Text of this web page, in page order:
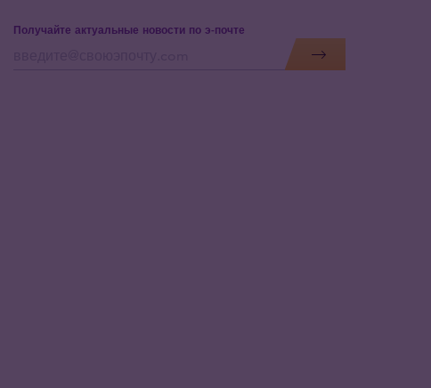
Получайте актуальные новости по э-почте